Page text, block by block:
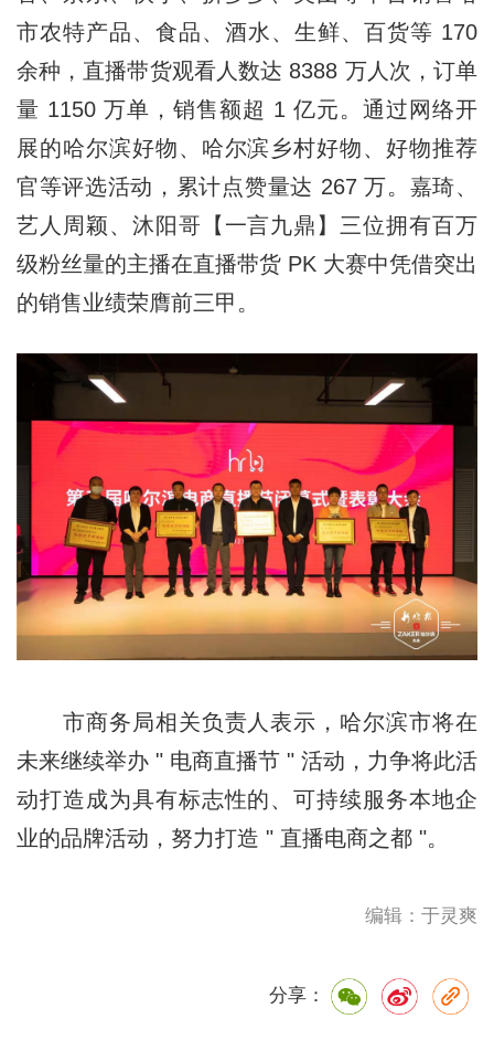
市农特产品、食品、酒水、生鲜、百货等 170
余种，直播带货观看人数达 8388 万人次，订单
量 1150 万单，销售额超 1 亿元。通过网络开
展的哈尔滨好物、哈尔滨乡村好物、好物推荐
官等评选活动，累计点赞量达 267 万。嘉琦、
艺人周颖、沐阳哥【一言九鼎】三位拥有百万
级粉丝量的主播在直播带货 PK 大赛中凭借突出
的销售业绩荣膺前三甲。
市商务局相关负责人表示，哈尔滨市将在
未来继续举办 " 电商直播节 " 活动，力争将此活
动打造成为具有标志性的、可持续服务本地企
业的品牌活动，努力打造 " 直播电商之都 "。
编辑：于灵爽
分享：